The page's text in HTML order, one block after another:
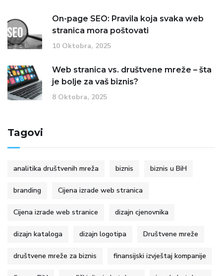
On-page SEO: Pravila koja svaka web
stranica mora poštovati
10 Oktobra, 2025
Web stranica vs. društvene mreže – šta
je bolje za vaš biznis?
8 Oktobra, 2025
Tagovi
analitika društvenih mreža biznis biznis u BiH
branding Cijena izrade web stranica
Cijena izrade web stranice dizajn cjenovnika
dizajn kataloga dizajn logotipa Društvene mreže
društvene mreže za biznis finansijski izvještaj kompanije